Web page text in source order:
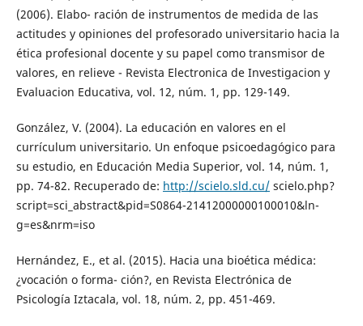
(2006). Elabo- ración de instrumentos de medida de las
actitudes y opiniones del profesorado universitario hacia la
ética profesional docente y su papel como transmisor de
valores, en relieve - Revista Electronica de Investigacion y
Evaluacion Educativa, vol. 12, núm. 1, pp. 129-149.
González, V. (2004). La educación en valores en el
currículum universitario. Un enfoque psicoedagógico para
su estudio, en Educación Media Superior, vol. 14, núm. 1,
pp. 74-82. Recuperado de: http://scielo.sld.cu/scielo.php?
script=sci_abstract&pid=S0864-21412000000100010&ln-
g=es&nrm=iso
Hernández, E., et al. (2015). Hacia una bioética médica:
¿vocación o forma- ción?, en Revista Electrónica de
Psicología Iztacala, vol. 18, núm. 2, pp. 451-469.